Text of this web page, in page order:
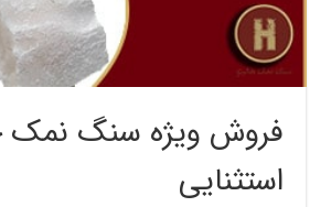
فروش ویژه سنگ نمک
استثنایی